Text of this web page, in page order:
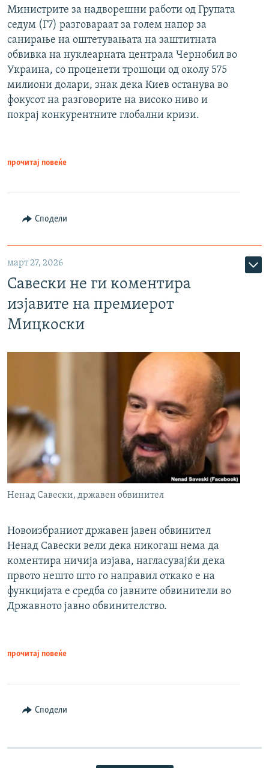
Министрите за надворешни работи од Групата
седум (Г7) разговараат за голем напор за
санирање на оштетувањата на заштитната
обвивка на нуклеарната централа Чернобил во
Украина, со проценети трошоци од околу 575
милиони долари, знак дека Киев останува во
фокусот на разговорите на високо ниво и
покрај конкурентните глобални кризи.
прочитај повеќе
Сподели
март 27, 2026
Савески не ги коментира
изјавите на премиерот
Мицкоски
Ненад Савески, државен обвинител
Новоизбраниот државен јавен обвинител
Ненад Савески вели дека никогаш нема да
коментира ничија изјава, нагласувајќи дека
првото нешто што го направил откако е на
функцијата е средба со јавните обвинители во
Државното јавно обвинителство.
прочитај повеќе
Сподели